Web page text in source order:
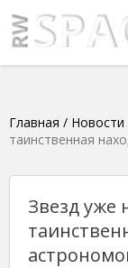
Главная / Новости
таинственная
Звезд уже